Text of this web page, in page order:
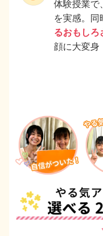
体験授業で
を実感。同
るおもしろ
顔に大変身